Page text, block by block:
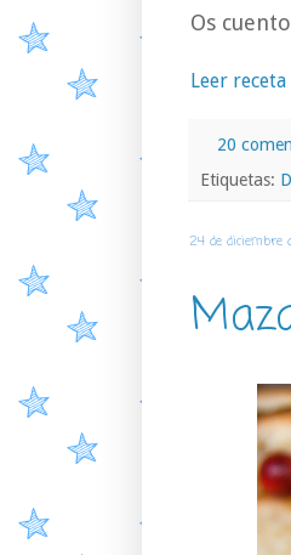
Os
Leer
20
Etiquetas:
24 de diciembre